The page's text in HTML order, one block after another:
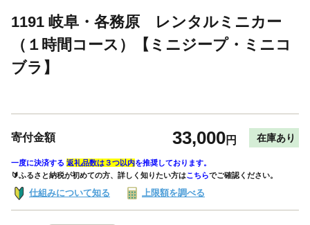
1191 岐阜・各務原 レンタルミニカー
（１時間コース）【ミニジープ・ミニコ
ブラ】
寄付金額 33,000円 在庫あり
一度に決済する 返礼品数は３つ以内を推奨しております。
🔰ふるさと納税が初めての方、詳しく知りたい方はこちらでご確認ください。
仕組みについて知る 上限額を調べる